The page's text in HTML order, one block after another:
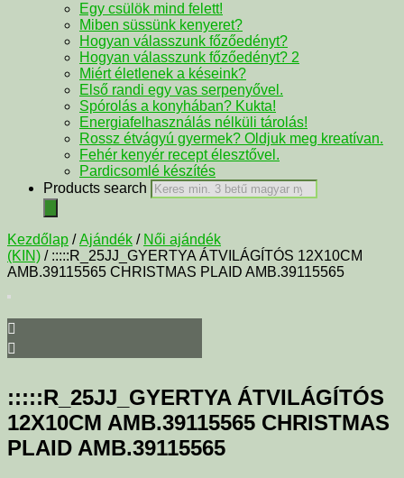
Egy csülök mind felett!
Miben süssünk kenyeret?
Hogyan válasszunk főzőedényt?
Hogyan válasszunk főzőedényt? 2
Miért életlenek a késeink?
Első randi egy vas serpenyővel.
Spórolás a konyhában? Kukta!
Energiafelhasználás nélküli tárolás!
Rossz étvágyú gyermek? Oldjuk meg kreatívan.
Fehér kenyér recept élesztővel.
Pardicsomlé készítés
Products search
Kezdőlap /Ajándék / Női ajándék
(KIN) / :::::R_25JJ_GYERTYA ÁTVILÁGÍTÓS 12X10CM
AMB.39115565 CHRISTMAS PLAID AMB.39115565
:::::R_25JJ_GYERTYA ÁTVILÁGÍTÓS
12X10CM AMB.39115565 CHRISTMAS
PLAID AMB.39115565